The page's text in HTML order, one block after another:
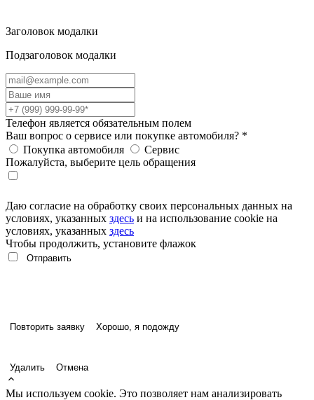
Заголовок модалки
Подзаголовок модалки
Телефон является обязательным полем
Ваш вопрос о сервисе или покупке автомобиля? *
Покупка автомобиля
Сервис
Пожалуйста, выберите цель обращения
Даю согласие на обработку своих персональных данных на
условиях, указанных здесь и на использование cookie на
условиях, указанных здесь
Чтобы продолжить, установите флажок
Повторить заявку Хорошо, я подожду
Удалить Отмена
Мы используем cookie. Это позволяет нам анализировать